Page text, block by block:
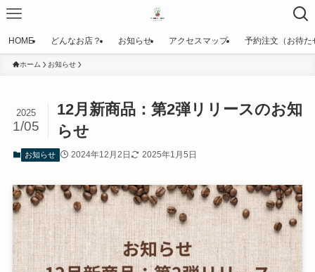
HOME どんなお店？ お知らせ アクセスマップ 予約注文（お待た
ホーム お知らせ
12月新商品：第2弾リリースのお知
らせ
2025
1/05
お知らせ 2024年12月2日 2025年1月5日